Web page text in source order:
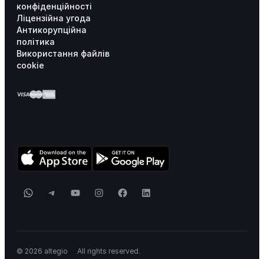
конфіденційності
Ліцензійна угода
Антикорупційна
політика
Використання файлів
cookie
WhatsApp
TelegramYouTubeInstagram
FacebookLinkedIn
© 2026 altegio All rights reserved.